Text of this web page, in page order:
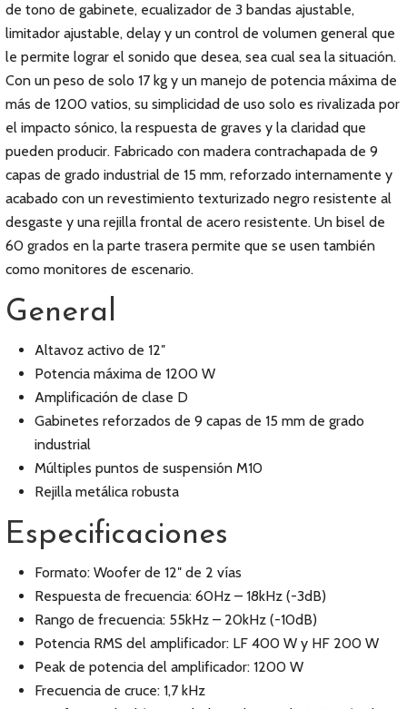
de tono de gabinete, ecualizador de 3 bandas ajustable,
limitador ajustable, delay y un control de volumen general que
le permite lograr el sonido que desea, sea cual sea la situación.
Con un peso de solo 17 kg y un manejo de potencia máxima de
más de 1200 vatios, su simplicidad de uso solo es rivalizada por
el impacto sónico, la respuesta de graves y la claridad que
pueden producir. Fabricado con madera contrachapada de 9
capas de grado industrial de 15 mm, reforzado internamente y
acabado con un revestimiento texturizado negro resistente al
desgaste y una rejilla frontal de acero resistente. Un bisel de
60 grados en la parte trasera permite que se usen también
como monitores de escenario.
General
Altavoz activo de 12″
Potencia máxima de 1200 W
Amplificación de clase D
Gabinetes reforzados de 9 capas de 15 mm de grado
industrial
Múltiples puntos de suspensión M10
Rejilla metálica robusta
Especificaciones
Formato: Woofer de 12″ de 2 vías
Respuesta de frecuencia: 60Hz – 18kHz (-3dB)
Rango de frecuencia: 55kHz – 20kHz (-10dB)
Potencia RMS del amplificador: LF 400 W y HF 200 W
Peak de potencia del amplificador: 1200 W
Frecuencia de cruce: 1,7 kHz